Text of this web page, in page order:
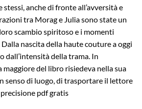
stessi, anche di fronte all’avversità e
tra Morag e Julia sono state un
scambio spiritoso e i momenti
nascita della haute couture a oggi
dall’intensità della trama. In
del libro risiedeva nella sua
senso di luogo, di trasportare il lettore
precisione pdf gratis